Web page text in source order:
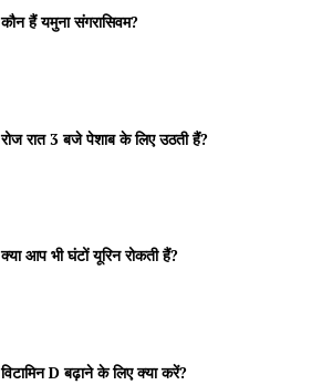
कौन हैं यमुना संगरासिवम?
रोज रात 3 बजे पेशाब के लिए उठती हैं?
क्या आप भी घंटों यूरिन रोकती हैं?
विटामिन D बढ़ाने के लिए क्या करें?